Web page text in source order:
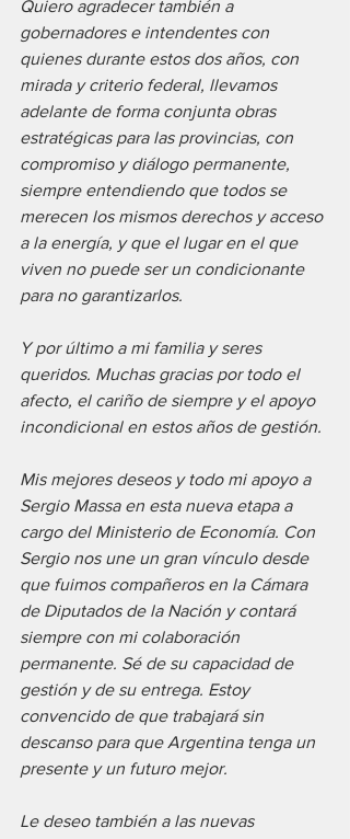
Quiero agradecer también a
gobernadores e intendentes con
quienes durante estos dos años, con
mirada y criterio federal, llevamos
adelante de forma conjunta obras
estratégicas para las provincias, con
compromiso y diálogo permanente,
siempre entendiendo que todos se
merecen los mismos derechos y acceso
a la energía, y que el lugar en el que
viven no puede ser un condicionante
para no garantizarlos.
Y por último a mi familia y seres
queridos. Muchas gracias por todo el
afecto, el cariño de siempre y el apoyo
incondicional en estos años de gestión.
Mis mejores deseos y todo mi apoyo a
Sergio Massa en esta nueva etapa a
cargo del Ministerio de Economía. Con
Sergio nos une un gran vínculo desde
que fuimos compañeros en la Cámara
de Diputados de la Nación y contará
siempre con mi colaboración
permanente. Sé de su capacidad de
gestión y de su entrega. Estoy
convencido de que trabajará sin
descanso para que Argentina tenga un
presente y un futuro mejor.
Le deseo también a las nuevas